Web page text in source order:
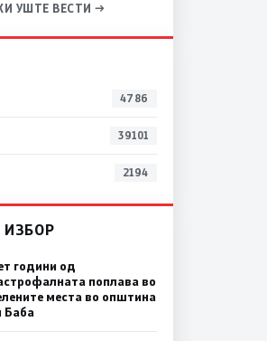
УШТЕ ВЕСТИ →
4786
39101
2194
ИЗБОР
години од
поплава во
места во општина
Баба